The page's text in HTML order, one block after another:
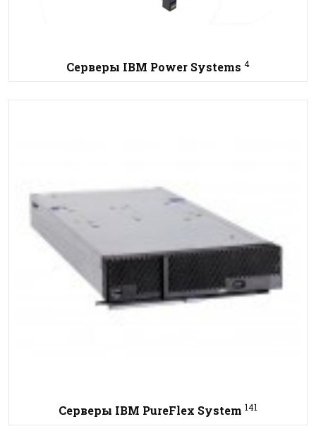
Серверы IBM Power Systems 4
Серверы IBM PureFlex System 141